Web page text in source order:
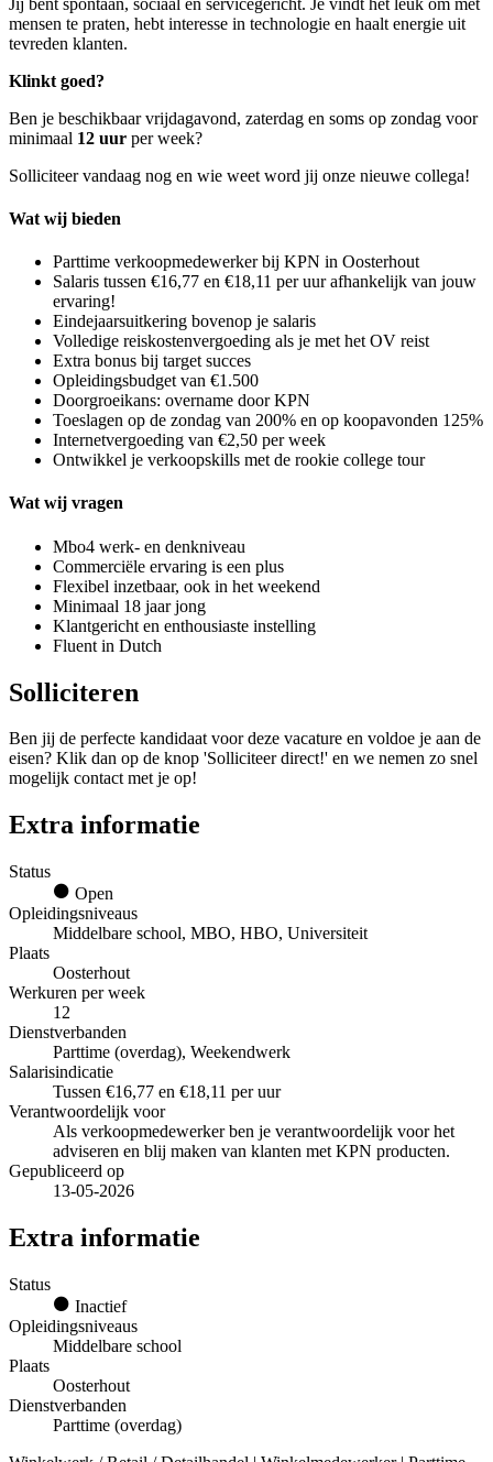
mensen te praten, hebt interesse in technologie en haalt energie uit
tevreden klanten.
Klinkt goed?
Ben je beschikbaar vrijdagavond, zaterdag en soms op zondag voor
minimaal 12 uur per week?
Solliciteer vandaag nog en wie weet word jij onze nieuwe collega!
Wat wij bieden
Parttime verkoopmedewerker bij KPN in Oosterhout
Salaris tussen €16,77 en €18,11 per uur afhankelijk van jouw
ervaring!
Eindejaarsuitkering bovenop je salaris
Volledige reiskostenvergoeding als je met het OV reist
Extra bonus bij target succes
Opleidingsbudget van €1.500
Doorgroeikans: overname door KPN
Toeslagen op de zondag van 200% en op koopavonden 125%
Internetvergoeding van €2,50 per week
Ontwikkel je verkoopskills met de rookie college tour
Wat wij vragen
Mbo4 werk- en denkniveau
Commerciële ervaring is een plus
Flexibel inzetbaar, ook in het weekend
Minimaal 18 jaar jong
Klantgericht en enthousiaste instelling
Fluent in Dutch
Solliciteren
Ben jij de perfecte kandidaat voor deze vacature en voldoe je aan de
eisen? Klik dan op de knop 'Solliciteer direct!' en we nemen zo snel
mogelijk contact met je op!
Extra informatie
Status
Open
Opleidingsniveaus
Middelbare school, MBO, HBO, Universiteit
Plaats
Oosterhout
Werkuren per week
12
Dienstverbanden
Parttime (overdag), Weekendwerk
Salarisindicatie
Tussen €16,77 en €18,11 per uur
Verantwoordelijk voor
Als verkoopmedewerker ben je verantwoordelijk voor het
adviseren en blij maken van klanten met KPN producten.
Gepubliceerd op
13-05-2026
Extra informatie
Status
Inactief
Opleidingsniveaus
Middelbare school
Plaats
Oosterhout
Dienstverbanden
Parttime (overdag)